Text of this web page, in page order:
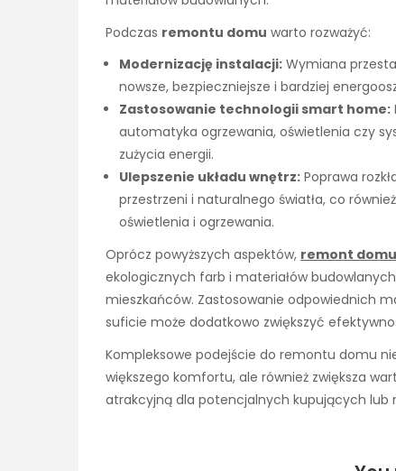
Podczas remontu domu warto rozważyć:
Modernizację instalacji: Wymiana
nowsze, bezpieczniejsze i bardziej
Zastosowanie technologii smart home:
automatyka ogrzewania, oświetlenia czy
zużycia energii.
Ulepszenie układu wnętrz: Poprawa
przestrzeni i naturalnego światła, co
oświetlenia i ogrzewania.
Oprócz powyższych aspektów, remont domu
ekologicznych farb i materiałów
mieszkańców. Zastosowanie odpowiednich
suficie może dodatkowo zwiększyć
Kompleksowe podejście do remontu domu
większego komfortu, ale również zwiększa
atrakcyjną dla potencjalnych kupujących lub